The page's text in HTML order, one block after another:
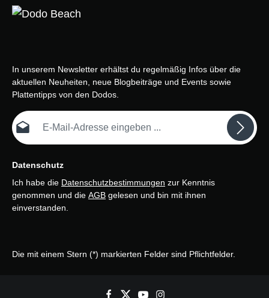
In unserem Newsletter erhältst du regelmäßig Infos über die
aktuellen Neuheiten, neue Blogbeiträge und Events sowie
Plattentipps von den Dodos.
E-Mail-Adresse*
Datenschutz
Ich habe die Datenschutzbestimmungen zur Kenntnis
genommen und die AGB gelesen und bin mit ihnen
einverstanden.
Die mit einem Stern (*) markierten Felder sind Pflichtfelder.